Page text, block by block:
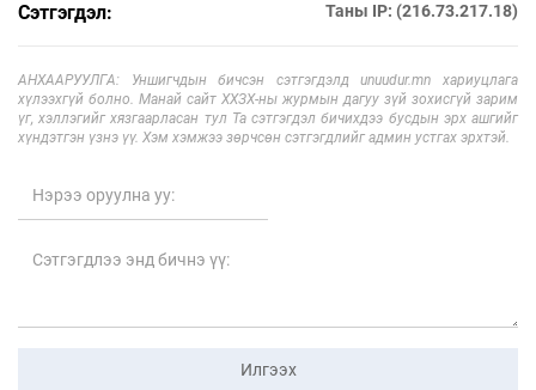
Сэтгэгдэл: Таны IP: (216.73.217.18)
АНХААРУУЛГА: Уншигчдын бичсэн сэтгэгдэлд unuudur.mn хариуцлага
хүлээхгүй болно. Манай сайт ХХЗХ-ны журмын дагуу зүй зохисгүй зарим
үг, хэллэгийг хязгаарласан тул Та сэтгэгдэл бичихдээ бусдын эрх ашгийг
хүндэтгэн үзнэ үү. Хэм хэмжээ зөрчсөн сэтгэгдлийг админ устгах эрхтэй.
Илгээх